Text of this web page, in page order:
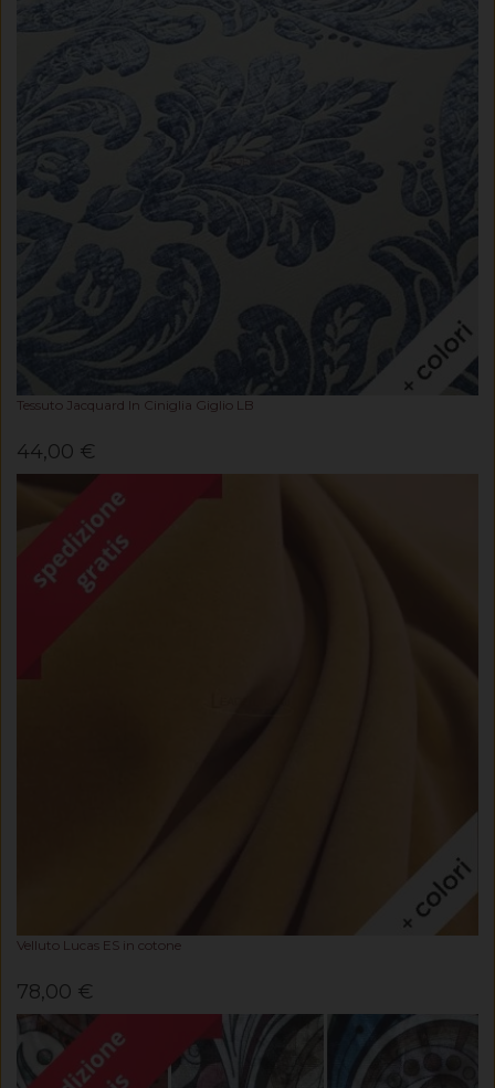
Tessuto Jacquard In Ciniglia Giglio LB
44,00 €
Velluto Lucas ES in cotone
78,00 €